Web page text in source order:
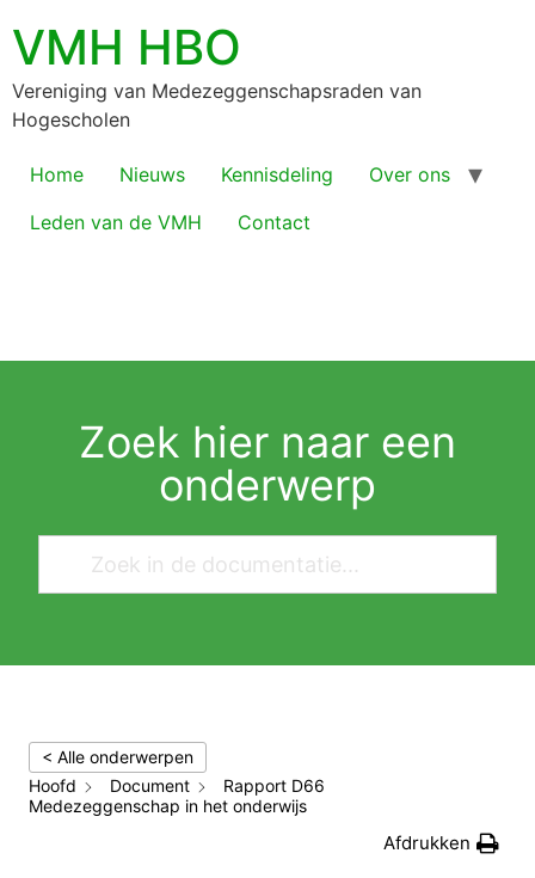
VMH HBO
Vereniging van Medezeggenschapsraden van
Hogescholen
Home Nieuws Kennisdeling
Over ons
Leden van de VMH
Contact
Zoek hier naar een
onderwerp
< Alle onderwerpen
Hoofd
Document
Rapport D66
Medezeggenschap in het onderwijs
Afdrukken